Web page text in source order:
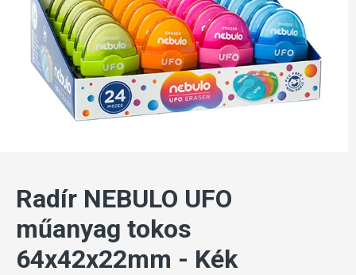
Radír NEBULO UFO
műanyag tokos
64x42x22mm - Kék